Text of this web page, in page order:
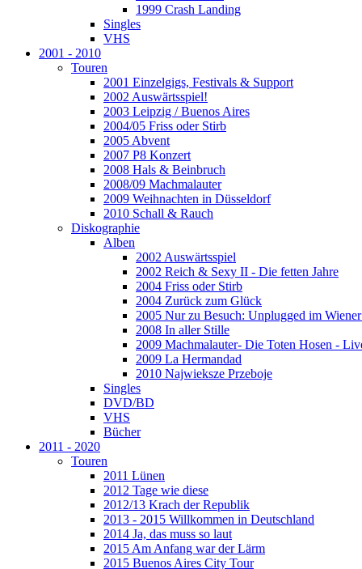
1999 Crash Landing
Singles
VHS
2001 - 2010
Touren
2001 Einzelgigs, Festivals & Support
2002 Auswärtsspiel!
2003 Leipzig / Buenos Aires
2004/05 Friss oder Stirb
2005 Abvent
2007 P8 Konzert
2008 Hals & Beinbruch
2008/09 Machmalauter
2009 Weihnachten in Düsseldorf
2010 Schall & Rauch
Diskographie
Alben
2002 Auswärtsspiel
2002 Reich & Sexy II - Die fetten Jahre
2004 Friss oder Stirb
2004 Zurück zum Glück
2005 Nur zu Besuch: Unplugged im
2008 In aller Stille
2009 Machmalauter- Die Toten Hosen -
2009 La Hermandad
2010 Najwieksze Przeboje
Singles
DVD/BD
VHS
Bücher
2011 - 2020
Touren
2011 Lünen
2012 Tage wie diese
2012/13 Krach der Republik
2013 - 2015 Willkommen in Deutschland
2014 Ja, das muss so laut
2015 Am Anfang war der Lärm
2015 Buenos Aires City Tour